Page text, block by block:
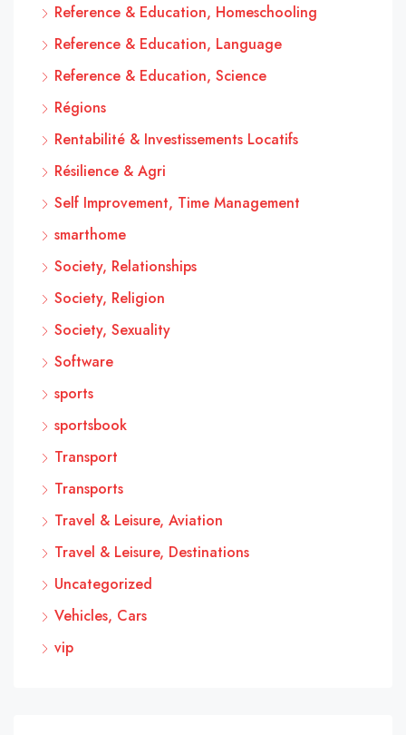
Reference & Education, Homeschooling
Reference & Education, Language
Reference & Education, Science
Régions
Rentabilité & Investissements Locatifs
Résilience & Agri
Self Improvement, Time Management
smarthome
Society, Relationships
Society, Religion
Society, Sexuality
Software
sports
sportsbook
Transport
Transports
Travel & Leisure, Aviation
Travel & Leisure, Destinations
Uncategorized
Vehicles, Cars
vip